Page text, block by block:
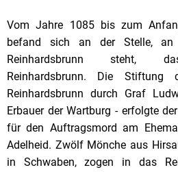
Vom Jahre 1085 bis zum
befand sich an der Stelle,
Reinhardsbrunn steht,
Reinhardsbrunn. Die Stiftung
Reinhardsbrunn durch Graf
Erbauer der Wartburg - erfolgte
für den Auftragsmord am
Adelheid. Zwölf Mönche aus
in Schwaben, zogen in das